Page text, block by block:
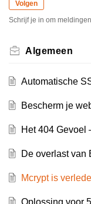
Volgen
Schrijf je in om
Algemeen
Automatische
Bescherm je
Het 404 Gevoel
De overlast van
Mcrypt is
Oplossing voor